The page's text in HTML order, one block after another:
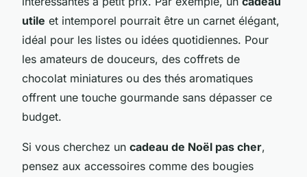
utile et intemporel pourrait être un carnet élégant,
idéal pour les listes ou idées quotidiennes. Pour
les amateurs de douceurs, des coffrets de
chocolat miniatures ou des thés aromatiques
offrent une touche gourmande sans dépasser ce
budget.
Si vous cherchez un cadeau de Noël pas cher,
pensez aux accessoires comme des bougies